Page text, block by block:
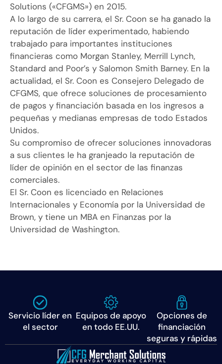
Solutions («CFGMS») en 2015.
A lo largo de su carrera, el Sr. Coon se ha ganado la
reputación de líder experimentado, habiendo
trabajado para importantes instituciones
financieras como Morgan Stanley, Merrill Lynch,
Standard and Poor’s y Salomon Smith Barney. En la
actualidad, el Sr. Coon es Consejero Delegado de
CFGMS, que ofrece soluciones de procesamiento
de pagos y financiación basada en los ingresos a
pequeñas y medianas empresas de todo Estados
Unidos.
Su compromiso de ofrecer soluciones innovadoras
a sus clientes le ha granjeado la reputación de
líder de opinión en el sector de las finanzas
comerciales.
El Sr. Coon es licenciado en Relaciones
Internacionales y Economía por la Universidad de
Brown, y tiene un MBA en Finanzas por la
Universidad de Washington.
Servicio líder en
el sector
Equipos de apoyo
en todo EE.UU.
Opciones de
financiación
seguras y rápidas